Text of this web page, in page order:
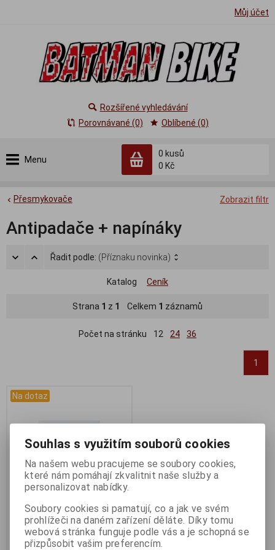
Můj účet
Menu
0 kusů
0 Kč
Rozšířené vyhledávání
Porovnávané (0)
Oblíbené (0)
Zobrazit filtr
Přesmykovače
Antipadače + napínáky
Řadit podle: (Příznaku novinka)
Katalog Ceník
Strana 1 z 1 Celkem 1 záznamů
Počet na stránku 12 24 36
1
Na dotaz
Dotaz na zboží
Katalogové číslo: DOTAZ
Záruka (měsíců):24
Souhlas s využitím souborů cookies
Na našem webu pracujeme se soubory cookies,
které nám pomáhají zkvalitnit naše služby a
personalizovat nabídky.
Soubory cookies si pamatují, co a jak ve svém
prohlížeči na daném zařízení děláte. Díky tomu
webová stránka funguje podle vás a je schopná se
přizpůsobit vašim preferencím.